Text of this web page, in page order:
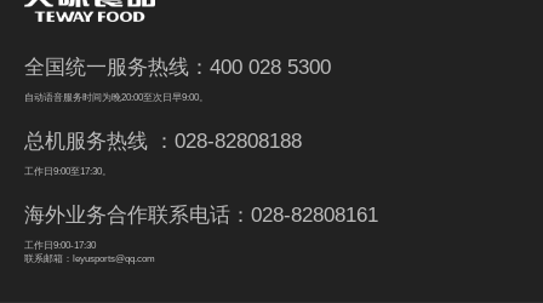
全国统一服务热线：400 028 5300
自动语音服务时间为晚20:00至次日早9:00。
总机服务热线 ：028-82808188
工作日9:00至17:30。
海外业务合作联系电话：028-82808161
工作日9:00-17:30
联系邮箱：leyusports@qq.com